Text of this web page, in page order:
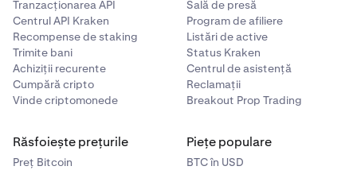
Tranzacționarea API
Centrul API Kraken
Recompense de staking
Trimite bani
Achiziții recurente
Cumpără cripto
Vinde criptomonede
Sală de presă
Program de afiliere
Listări de active
Status Kraken
Centrul de asistență
Reclamații
Breakout Prop Trading
Răsfoiește prețurile
Preț Bitcoin
Piețe populare
BTC în USD